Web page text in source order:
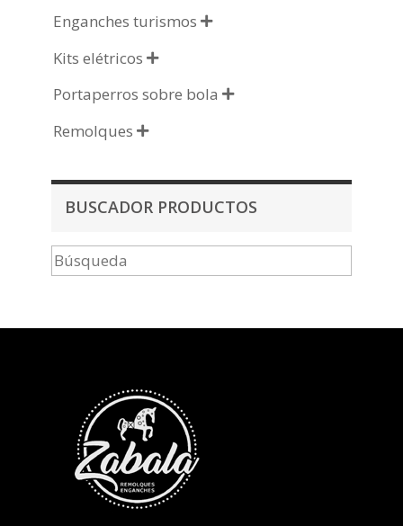
Enganches turismos 
Kits elétricos 
Portaperros sobre bola 
Remolques 
BUSCADOR PRODUCTOS